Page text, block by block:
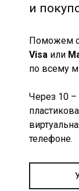
и
Поможем
Visa или
по всему
Через 10 –
телефоне.